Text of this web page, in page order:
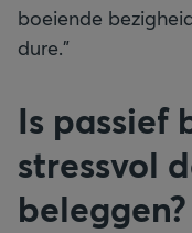
boeiende
dure.”
Is passief
stressvol
beleggen?